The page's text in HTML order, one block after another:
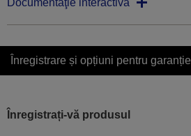
Documentaţie interactivă
Înregistrare și opțiuni pentru garanție
Înregistrați-vă produsul